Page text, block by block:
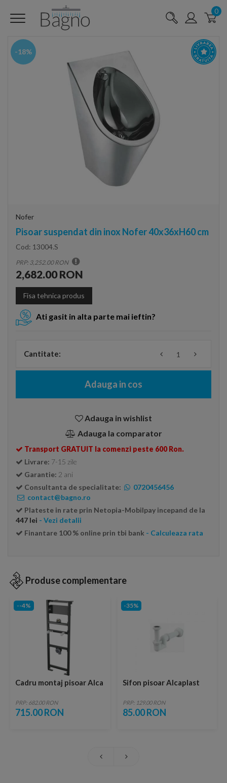
0
-18%
Nofer
Pisoar suspendat din inox Nofer 40x36xH60 cm
Cod: 13004.S
PRP: 3,252.00 RON
2,682.00 RON
Fisa tehnica produs
Ati gasit in alta parte mai ieftin?
Cantitate:
Adauga in cos
Adauga in wishlist
Adauga la comparator
Transport GRATUIT la comenzi peste 600 Ron.
Livrare: 7-15 zile
Garantie: 2 ani
Consultanta de specialitate:
0720456456
contact@bagno.ro
Plateste in rate prin Netopia-Mobilpay incepand de la
447 lei - Vezi detalii
Finantare 100 % online prin tbi bank - Calculeaza rata
Produse complementare
--4%
Cadru montaj pisoar Alca
PRP: 682.00 RON
715.00 RON
-35%
Sifon pisoar Alcaplast
PRP: 129.00 RON
85.00 RON